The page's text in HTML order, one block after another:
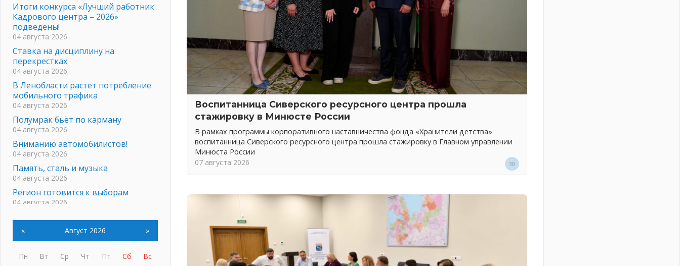
Воспитанница Сиверского ресурсного центра прошла
стажировку в Минюсте России
В рамках программы корпоративного наставничества фонда «Хранители детства»
воспитанница Сиверского ресурсного центра прошла стажировку в Главном управлении
Минюста России
07 августа 2026
30
Итоги конкурса «Лучший работник
Кадрового центра – 2026»
подведены!
04 августа 2026
Ставка на дисциплину на
перекрестках
04 августа 2026
В Ленобласти растет потребление
мобильного трафика
04 августа 2026
Полумрак бьёт по карману
04 августа 2026
Вниманию автомобилистов!
04 августа 2026
Память, сталь и музыка
04 августа 2026
Регион готовится к выборам
04 августа 2026
письменное согласие
04 августа 2026
Без риска для здоровья и кошелька
04 августа 2026
« Август 2026 »
Пн Вт Ср Чт Пт Сб
Вс